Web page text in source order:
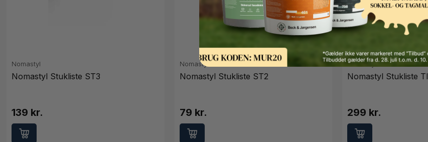
Nomastyl
Nomastyl Stukliste ST3
139 kr.
Nomastyl
Nomastyl Stukliste ST2
79 kr.
Nomastyl
Nomastyl Stukliste TI
299 kr.